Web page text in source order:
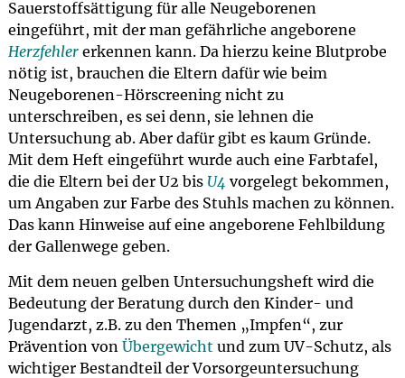
Sauerstoffsättigung für alle Neugeborenen
eingeführt, mit der man gefährliche angeborene
Herzfehlererkennen kann. Da hierzu keine Blutprobe
nötig ist, brauchen die Eltern dafür wie beim
Neugeborenen-Hörscreening nicht zu
unterschreiben, es sei denn, sie lehnen die
Untersuchung ab. Aber dafür gibt es kaum Gründe.
Mit dem Heft eingeführt wurde auch eine Farbtafel,
die die Eltern bei der U2 bis U4 vorgelegt bekommen,
um Angaben zur Farbe des Stuhls machen zu können.
Das kann Hinweise auf eine angeborene Fehlbildung
der Gallenwege geben.
Mit dem neuen gelben Untersuchungsheft wird die
Bedeutung der Beratung durch den Kinder- und
Jugendarzt, z.B. zu den Themen „Impfen“, zur
Prävention von Übergewicht und zum UV-Schutz, als
wichtiger Bestandteil der Vorsorgeuntersuchung